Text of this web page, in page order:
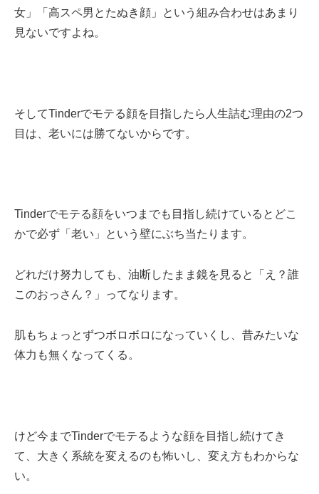
女」「高スペ男とたぬき顔」という組み合わせはあまり
見ないですよね。
そしてTinderでモテる顔を目指したら人生詰む理由の2つ
目は、老いには勝てないからです。
Tinderでモテる顔をいつまでも目指し続けているとどこ
かで必ず「老い」という壁にぶち当たります。
どれだけ努力しても、油断したまま鏡を見ると「え？誰
このおっさん？」ってなります。
肌もちょっとずつボロボロになっていくし、昔みたいな
体力も無くなってくる。
けど今までTinderでモテるような顔を目指し続けてき
て、大きく系統を変えるのも怖いし、変え方もわからな
い。